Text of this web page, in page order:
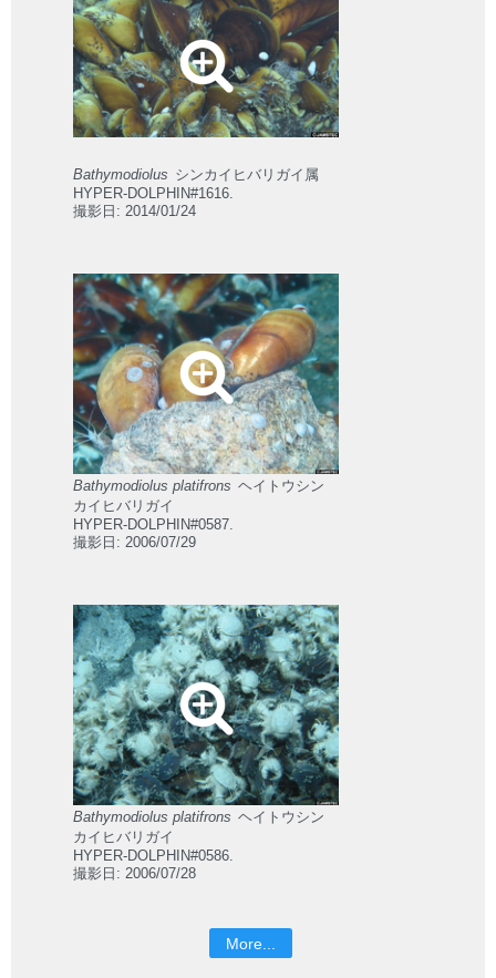
Bathymodiolus シンカイヒバリガイ属
HYPER-DOLPHIN#1616.
撮影日: 2014/01/24
Bathymodiolus platifrons ヘイトウシン
カイヒバリガイ
HYPER-DOLPHIN#0587.
撮影日: 2006/07/29
Bathymodiolus platifrons ヘイトウシン
カイヒバリガイ
HYPER-DOLPHIN#0586.
撮影日: 2006/07/28
More...